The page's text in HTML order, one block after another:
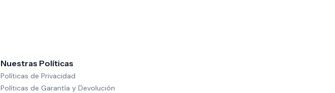
Nuestras Políticas
Políticas de Privacidad
Políticas de Garantía y Devolución